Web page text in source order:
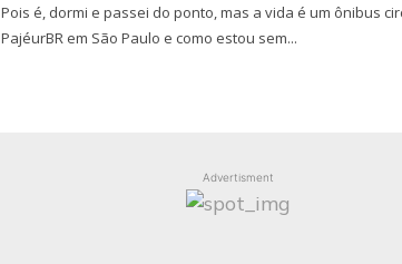
Pois é, dormi e passei do ponto, mas a vida é um ônibus
PajéurBR em São Paulo e como estou sem...
Advertisment